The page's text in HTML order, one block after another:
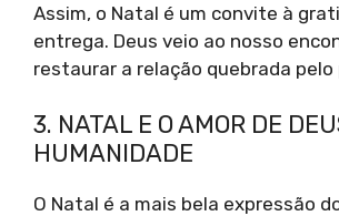
Assim, o Natal é um convite à
entrega. Deus veio ao nosso
restaurar a relação quebrada pelo
3. NATAL E O AMOR DE
HUMANIDADE
O Natal é a mais bela expressão